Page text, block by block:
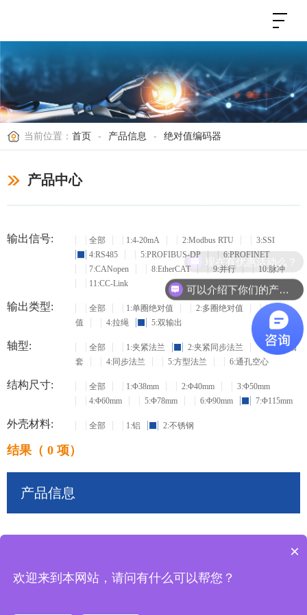
当前位置： 首页 - 产品信息 - 绝对值编码器
产品中心
输出信号: 全部 1:4-20mA 2:Modbus RTU
3:SSI
4:RS485
5:PROFIBUS-DP
6:PROFINET
7:CANopen
8:EtherCAT 9:并行
10:脉冲
11:CC-Link
输出类型: 全部 1:单圈绝对值 2:多圈绝对值
3:增量
值
4:拉绳 5:双输出
轴型: 全部 1:夹紧法兰 2:夹紧同步法兰
3:盲孔轴
套
4:同步法兰 5:方型法兰 6:通孔空心
结构尺寸: 全部 1:Φ38mm 2:Φ40mm
3:Φ50mm
4:Φ60mm
5:Φ78mm 6:Φ90mm 7:Φ115mm
外壳材料: 全部 1:铝 2:不锈钢
结果（ 0 项）
产品信息
可以介绍下你们的产品么？
现在有优惠活动么？
×
欢迎来到本网站，请问有什么可以帮您？